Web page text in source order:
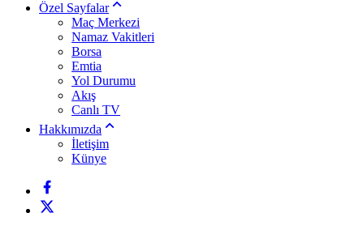
Özel Sayfalar
Maç Merkezi
Namaz Vakitleri
Borsa
Emtia
Yol Durumu
Akış
Canlı TV
Hakkımızda
İletişim
Künye